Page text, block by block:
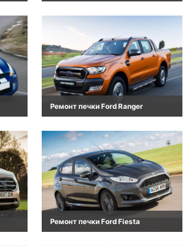
Ремонт печки Ford Ranger
Ремонт печки Ford Fiesta